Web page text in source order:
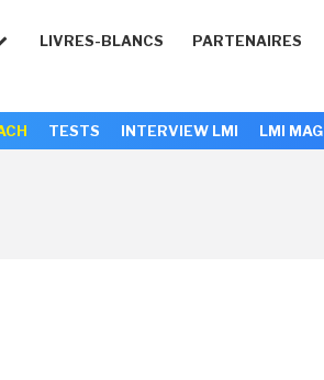
LIVRES-BLANCS PARTENAIRES
TESTS INTERVIEW LMI LMI MAG